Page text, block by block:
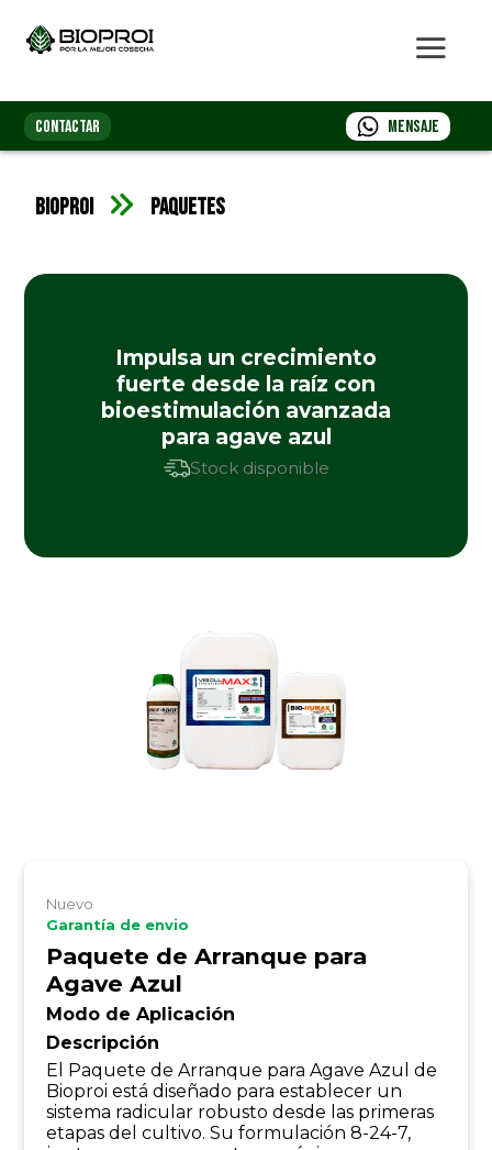
CONTACTAR Mensaje
Bioproi Paquetes
Impulsa un crecimiento
fuerte desde la raíz con
bioestimulación avanzada
para agave azul
Stock disponible
Nuevo
Garantía de envio
Paquete de Arranque para
Agave Azul
Modo de Aplicación
Descripción
El Paquete de Arranque para Agave Azul de
Bioproi está diseñado para establecer un
sistema radicular robusto desde las primeras
etapas del cultivo. Su formulación 8-24-7,